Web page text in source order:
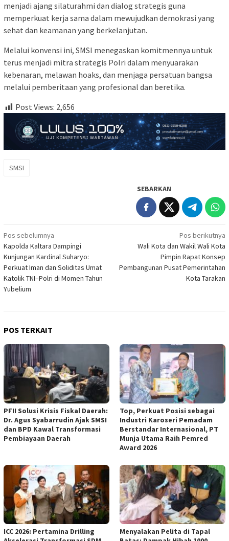
menjadi ajang silaturahmi dan dialog strategis guna
memperkuat kerja sama dalam mewujudkan demokrasi yang
sehat dan keamanan yang berkelanjutan.
Melalui konvensi ini, SMSI menegaskan komitmennya untuk
terus menjadi mitra strategis Polri dalam menyuarakan
kebenaran, melawan hoaks, dan menjaga persatuan bangsa
melalui pemberitaan yang profesional dan beretika.
Post Views: 2,656
SMSI
SEBARKAN
Navigasi
pos
Pos sebelumnya
Kapolda Kaltara Dampingi
Kunjungan Kardinal Suharyo:
Perkuat Iman dan Soliditas Umat
Katolik TNI–Polri di Momen Tahun
Yubelium
Pos berikutnya
Wali Kota dan Wakil Wali Kota
Pimpin Rapat Konsep
Pembangunan Pusat Pemerintahan
Kota Tarakan
POS TERKAIT
PFII Solusi Krisis Fiskal Daerah:
Dr. Agus Syabarrudin Ajak SMSI
dan BPD Kawal Transformasi
Pembiayaan Daerah
Top, Perkuat Posisi sebagai
Industri Karoseri Pemadam
Berstandar Internasional, PT
Munja Utama Raih Pemred
Award 2026
ICC 2026: Pertamina Drilling
Menyalakan Pelita di Tapal